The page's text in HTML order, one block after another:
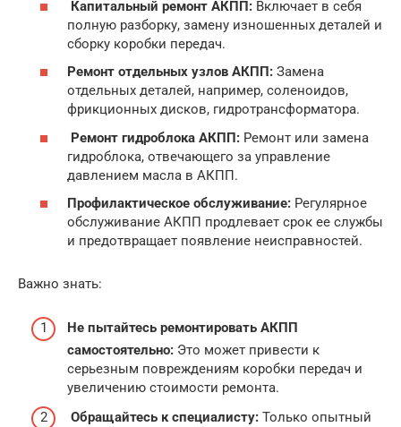
Капитальный ремонт АКПП: Включает в себя
полную разборку, замену изношенных деталей и
сборку коробки передач.
Ремонт отдельных узлов АКПП: Замена
отдельных деталей, например, соленоидов,
фрикционных дисков, гидротрансформатора.
Ремонт гидроблока АКПП: Ремонт или замена
гидроблока, отвечающего за управление
давлением масла в АКПП.
Профилактическое обслуживание: Регулярное
обслуживание АКПП продлевает срок ее службы
и предотвращает появление неисправностей.
Важно знать:
Не пытайтесь ремонтировать АКПП
самостоятельно: Это может привести к
серьезным повреждениям коробки передач и
увеличению стоимости ремонта.
Обращайтесь к специалисту: Только опытный